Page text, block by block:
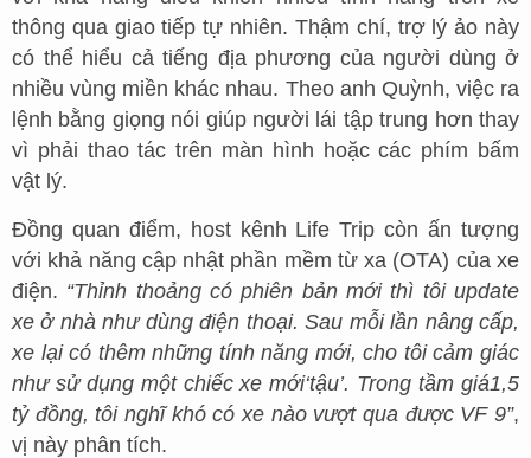
thông qua giao tiếp tự nhiên. Thậm chí, trợ lý ảo này
có thể hiểu cả tiếng địa phương của người dùng ở
nhiều vùng miền khác nhau. Theo anh Quỳnh, việc ra
lệnh bằng giọng nói giúp người lái tập trung hơn thay
vì phải thao tác trên màn hình hoặc các phím bấm
vật lý.
Đồng quan điểm, host kênh Life Trip còn ấn tượng
với khả năng cập nhật phần mềm từ xa (OTA) của xe
điện. “Thỉnh thoảng có phiên bản mới thì tôi update
xe ở nhà như dùng điện thoại. Sau mỗi lần nâng cấp,
xe lại có thêm những tính năng mới, cho tôi cảm giác
như sử dụng một chiếc xe mới‘tậu’. Trong tầm giá1,5
tỷ đồng, tôi nghĩ khó có xe nào vượt qua được VF 9”,
vị này phân tích.